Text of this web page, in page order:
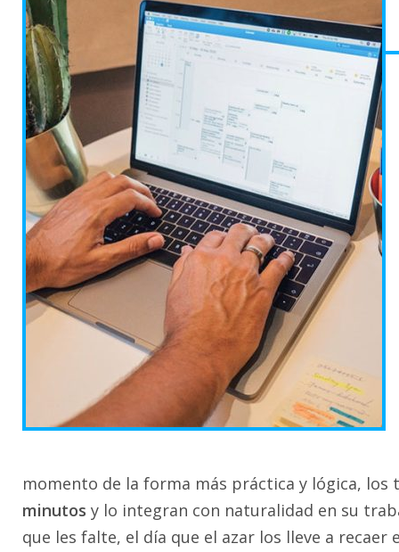
momento de la forma más práctica y lógica,
minutos y lo integran con naturalidad en su
que les falte, el día que el azar los lleve a